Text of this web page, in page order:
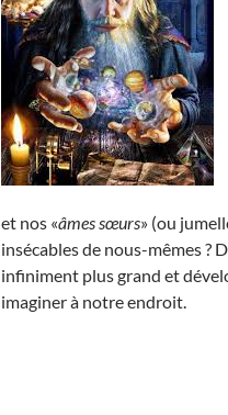
et nos «âmes sœurs» (ou
insécables de nous-mêmes ?
infiniment plus grand et
imaginer à notre endroit.